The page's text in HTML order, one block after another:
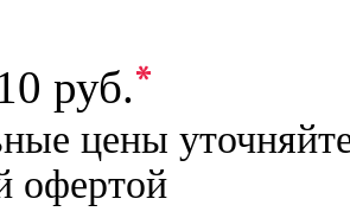
руб.*
цены
офертой